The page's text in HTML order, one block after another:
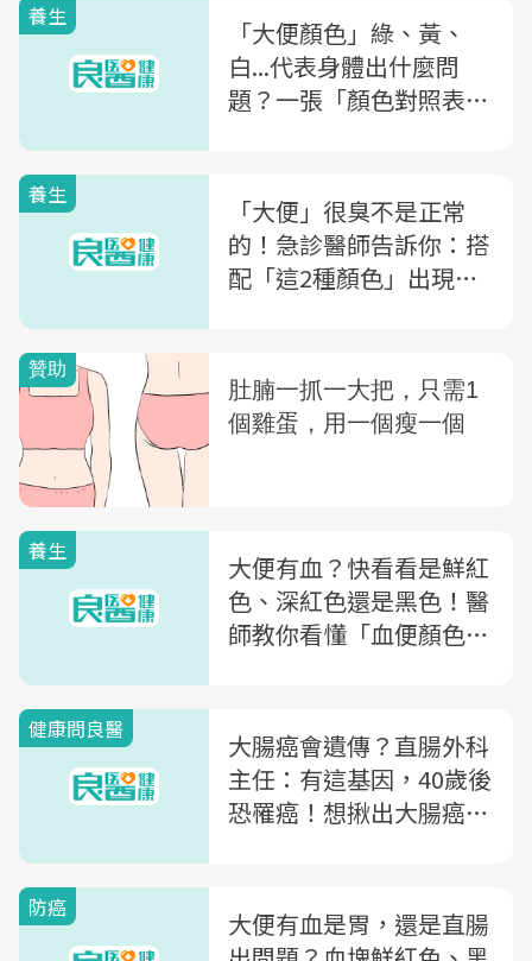
養生
「大便顏色」綠、黃、
白...代表身體出什麼問
題？一張「顏色對照表」
養生
「大便」很臭不是正常
的！急診醫師告訴你：搭
配「這2種顏色」出現，
養生
大便有血？快看看是鮮紅
色、深紅色還是黑色！醫
師教你看懂「血便顏色」
健康問良醫
大腸癌會遺傳？直腸外科
主任：有這基因，40歲後
恐罹癌！想揪出大腸癌，
防癌
大便有血是胃，還是直腸